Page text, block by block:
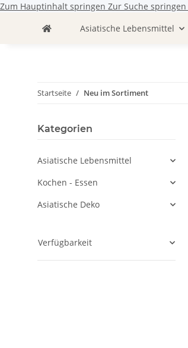
Zum Hauptinhalt springen Zur Suche springen
Asiatische Lebensmittel
Startseite Neu im Sortiment
Kategorien
Asiatische Lebensmittel
Kochen - Essen
Asiatische Deko
Verfügbarkeit